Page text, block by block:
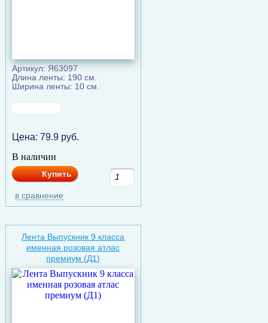
Артикул: Я63097
Длина ленты: 190 см.
Ширина ленты: 10 см.
Цена: 79.9руб.
В наличии
Купить
в сравнение
Лента Выпускник 9 класса
именная розовая атлас
премиум (Д1)